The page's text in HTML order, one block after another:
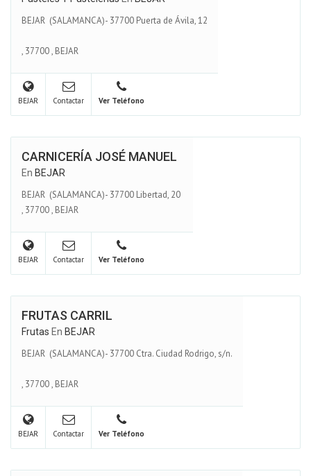
BEJAR (SALAMANCA)- 37700 Puerta de Ávila, 12
, 37700, BEJAR
BEJAR Contactar Ver Teléfono
CARNICERÍA JOSÉ MANUEL
En BEJAR
BEJAR (SALAMANCA)- 37700 Libertad, 20
, 37700, BEJAR
BEJAR Contactar Ver Teléfono
FRUTAS CARRIL
Frutas En BEJAR
BEJAR (SALAMANCA)- 37700 Ctra. Ciudad Rodrigo, s/n.
, 37700, BEJAR
BEJAR Contactar Ver Teléfono